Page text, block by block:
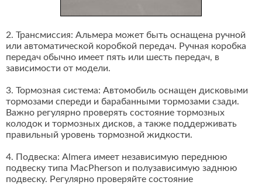
2. Трансмиссия: Альмера может быть оснащена ручной
или автоматической коробкой передач. Ручная коробка
передач обычно имеет пять или шесть передач, в
зависимости от модели.
3. Тормозная система: Автомобиль оснащен дисковыми
тормозами спереди и барабанными тормозами сзади.
Важно регулярно проверять состояние тормозных
колодок и тормозных дисков, а также поддерживать
правильный уровень тормозной жидкости.
4. Подвеска: Almera имеет независимую переднюю
подвеску типа MacPherson и полузависимую заднюю
подвеску. Регулярно проверяйте состояние